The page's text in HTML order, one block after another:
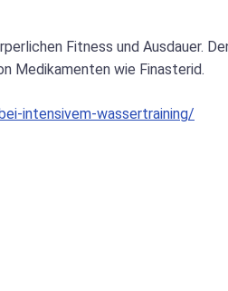
Fitness und Ausdauer.
Medikamenten wie Finasterid.
intensivem-wassertraining/